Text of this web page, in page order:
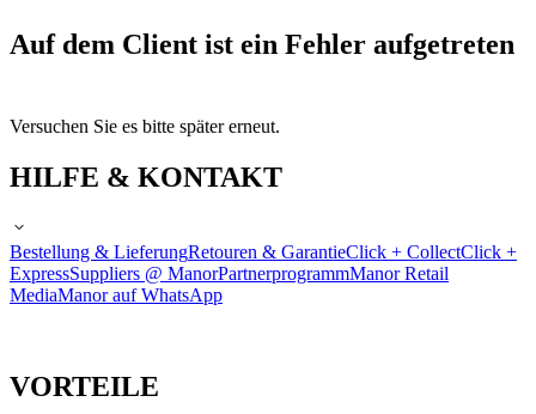
Auf dem Client ist ein Fehler aufgetreten
Versuchen Sie es bitte später erneut.
HILFE & KONTAKT
Bestellung & LieferungRetouren & GarantieClick + CollectClick +
ExpressSuppliers @ ManorPartnerprogrammManor Retail
MediaManor auf WhatsApp
VORTEILE